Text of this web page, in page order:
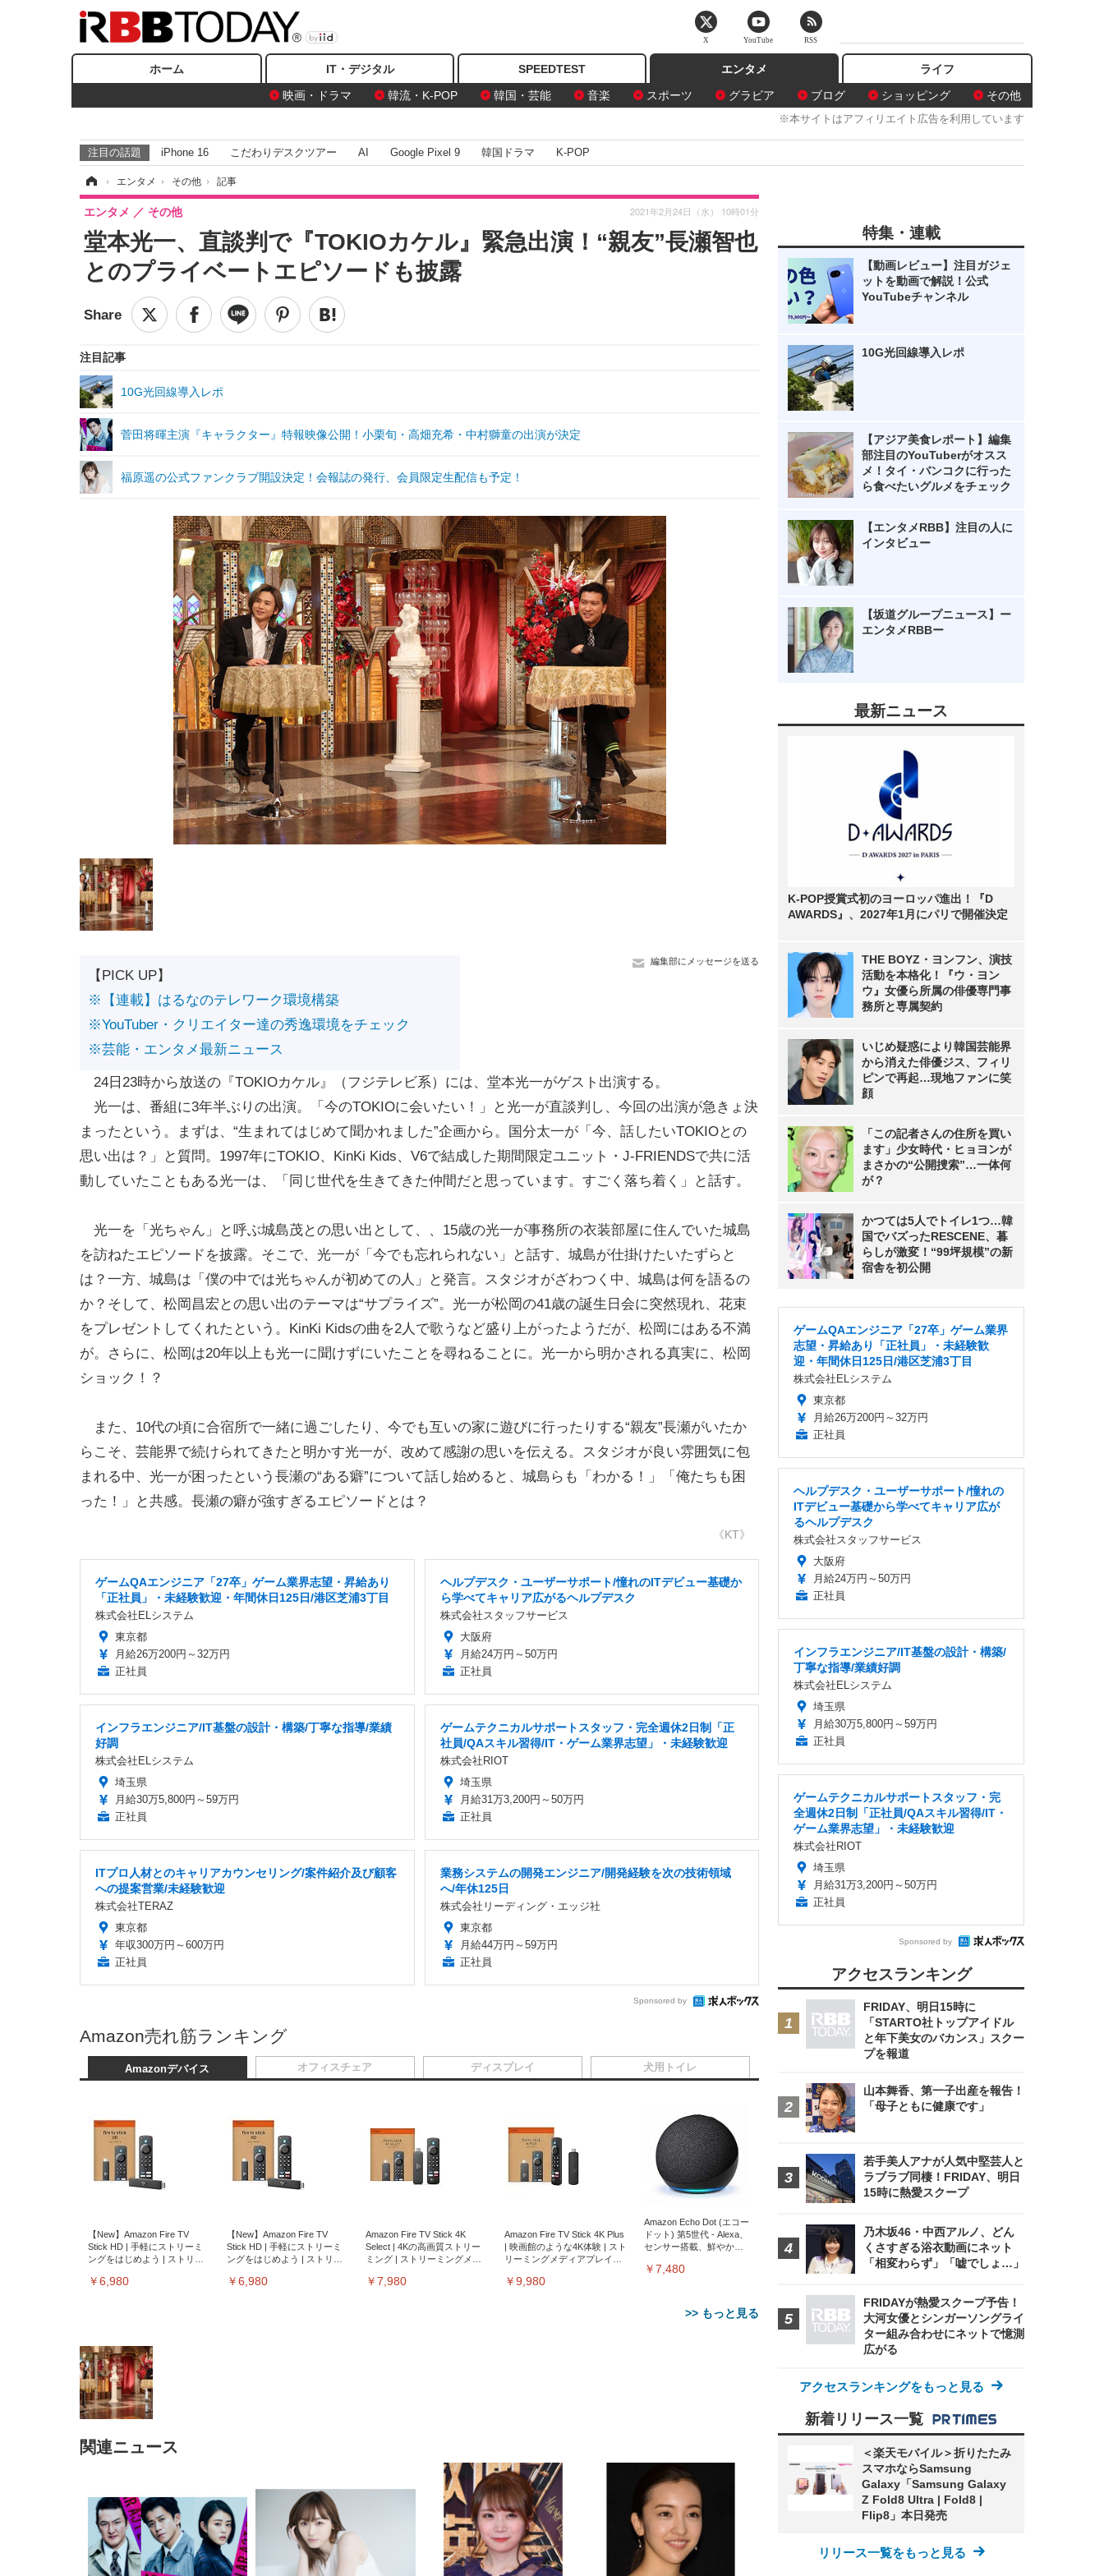
ホーム IT・デジタル SPEEDTEST
エンタメ
映画・ドラマ
韓流・K-POP 韓国・芸能 音楽 スポーツ グラビア ブログ ショッピング その他
ライフ
※本サイトはアフィリエイト広告を利用しています
注目の話題 iPhone 16 こだわりデスクツアー AI Google Pixel 9 韓国ドラマ K-POP
› エンタメ › その他 › 記事
堂本光一、直談判で『TOKIOカケル』緊急出演！“親友”長瀬智也
とのプライベートエピソードも披露
エンタメ その他 2021年2月24日（水） 10時01分
注目記事
10G光回線導入レポ
菅田将暉主演『キャラクター』特報映像公開！小栗旬・高畑充希・中村獅童の出演が決定
福原遥の公式ファンクラブ開設決定！会報誌の発行、会員限定生配信も予定！
編集部にメッセージを送る
【PICK UP】
※【連載】はるなのテレワーク環境構築
※YouTuber・クリエイター達の秀逸環境をチェック
※芸能・エンタメ最新ニュース
24日23時から放送の『TOKIOカケル』（フジテレビ系）には、堂本光一がゲスト出演する。
光一は、番組に3年半ぶりの出演。「今のTOKIOに会いたい！」と光一が直談判し、今回の出演が急きょ決
まったという。まずは、“生まれてはじめて聞かれました”企画から。国分太一が「今、話したいTOKIOとの
思い出は？」と質問。1997年にTOKIO、KinKi Kids、V6で結成した期間限定ユニット・J-FRIENDSで共に活
動していたこともある光一は、「同じ世代を生きてきた仲間だと思っています。すごく落ち着く」と話す。
光一を「光ちゃん」と呼ぶ城島茂との思い出として、、15歳の光一が事務所の衣装部屋に住んでいた城島
を訪ねたエピソードを披露。そこで、光一が「今でも忘れられない」と話す、城島が仕掛けたいたずらと
は？一方、城島は「僕の中では光ちゃんが初めての人」と発言。スタジオがざわつく中、城島は何を語るの
か？そして、松岡昌宏との思い出のテーマは“サプライズ”。光一が松岡の41歳の誕生日会に突然現れ、花束
をプレゼントしてくれたという。KinKi Kidsの曲を2人で歌うなど盛り上がったようだが、松岡にはある不満
が。さらに、松岡は20年以上も光一に聞けずにいたことを尋ねることに。光一から明かされる真実に、松岡
ショック！？
また、10代の頃に合宿所で一緒に過ごしたり、今でも互いの家に遊びに行ったりする“親友”長瀬がいたか
らこそ、芸能界で続けられてきたと明かす光一が、改めて感謝の思いを伝える。スタジオが良い雰囲気に包
まれる中、光一が困ったという長瀬の“ある癖”について話し始めると、城島らも「わかる！」「俺たちも困
った！」と共感。長瀬の癖が強すぎるエピソードとは？
《KT》
ゲームQAエンジニア「27卒」ゲーム業界志望・昇給あり
「正社員」・未経験歓迎・年間休日125日/港区芝浦3丁目
株式会社ELシステム
東京都
月給26万200円～32万円
正社員
ヘルプデスク・ユーザーサポート/憧れのITデビュー基礎か
ら学べてキャリア広がるヘルプデスク
株式会社スタッフサービス
大阪府
月給24万円～50万円
正社員
インフラエンジニア/IT基盤の設計・構築/丁寧な指導/業績
好調
株式会社ELシステム
埼玉県
月給30万5,800円～59万円
正社員
ゲームテクニカルサポートスタッフ・完全週休2日制「正
社員/QAスキル習得/IT・ゲーム業界志望」・未経験歓迎
株式会社RIOT
埼玉県
月給31万3,200円～50万円
正社員
ITプロ人材とのキャリアカウンセリング/案件紹介及び顧客
への提案営業/未経験歓迎
株式会社TERAZ
東京都
年収300万円～600万円
正社員
業務システムの開発エンジニア/開発経験を次の技術領域
へ/年休125日
株式会社リーディング・エッジ社
東京都
月給44万円～59万円
正社員
Sponsored by
Amazon売れ筋ランキング
Amazonデバイス
【New】Amazon Fire TV
Stick HD | 手軽にストリーミ
ングをはじめよう | ストリー
￥6,980
【New】Amazon Fire TV
Stick HD | 手軽にストリーミ
ングをはじめよう | ストリー
￥6,980
Amazon Fire TV Stick 4K
Select | 4Kの高画質ストリー
ミング | ストリーミングメデ
￥7,980
Amazon Fire TV Stick 4K Plus
| 映画館のような4K体験 | スト
リーミングメディアプレイヤ
￥9,980
Amazon Echo Dot (エコー
ドット) 第5世代 - Alexa、
センサー搭載、鮮やかな
￥7,480
>> もっと見る
オフィスチェア
上げ式アームレスト コンパク
ト 約105度ロッキング pc 事務
椅子 360度回転 座面昇降 強化
ナイロン樹脂ベース 通気性メ
ッシュ 在宅ワーク H-
WY01(黒網+黒枠+黒足)
￥5,699
／デスクチェア メッシュチェ
ア 人間工学 疲れない ブラッ
ク
￥27,999
Sezlife オフィスチェア デスク
チェア 疲れない テレワーク
チェア 強化バックレスト 30
度ロッキング機能 人間工学 椅
子 腰サポート 90度跳ね上げ
式アームレスト 3Dヘッドレス
ト ハンガー付き 高反発クッシ
ョン PCチェア 通気性メッシ
ュ ゲーミング/勉強/事務用 お
Sezlife オフィスチェア デスク
チェア 疲れない テレワーク
チェア 強化バックレスト 30度
ロッキング機能 人間工学 椅子
腰サポート 90度跳ね上げ式ア
ームレスト 3Dヘッドレスト
ハンガー付き 高反発クッショ
ン PCチェア 通気性メッシュ
ゲーミング/勉強/事務用 おし
￥7,680
ANDWINT オフィスチェ
ア デスクチェア 肘なし メ
ッシュ 通気性 ランバーサ
ポート付き 腰サポート ガ
ス圧無段階昇降 360度回
転 キャスター付き コンパ
クト 幅52×奥行58.5×高さ
84～96cm テレワーク 在
宅勤務 ブラック
￥4,139
ディスプレイ
UHD・USB Type-C・ホワイ
ト￥105,595
EV2740X-WT | 27.0型4K
UHD・USB Type-C・ホワイ
ト
￥109,572
【純正品】27"ゲーミングモ
ニター DualSense 充電フッ
ク付き（CFI-ZDM1J）
【整備済み品】Dell
E2724HS 27インチ 液晶モ
ニター フル
HD（1920×1080）VA 非光
沢 HDMI/DisplayPort/VGA
スピーカー内蔵 高さ調整 ス
イベル VESA対応
ComfortView ビジネス向け
￥15,800
【MiniLED/24.5inch/280Hz/FHD】
GRAPHT THE SHOOTER
Gaming Monitor 24” Essential ゲ
ーミングモニター QD 24.5インチ
1ms FHD 量子ドット 残像低減 (3
年保証 | 輝点保証 | 日本メーカー)
￥34,980
犬用トイレ
捨て 無香料 ホワイト 300枚
￥3,373
ーツ 厚型 ワイド 42枚x2袋(84
枚) ホワイト(吸収面:ライトブ
ルー)
￥3,234
ネオ・ルーライフ ネオ・オム
ツ L 中型犬用 26枚入り 単品
Smart Basic(スマートベーシ
ック) 【Amazon.co.jp限定】
Smart Basic アイリスオーヤマ
ペットシーツ 超厚型 お徳用
ワイド 100枚入 (x 1) (ケース
販売)
￥3,670
アイリスオーヤマ ペット
シーツ 超厚型 お徳用 レギ
ュラー 200枚入
【Amazon.co.jp限定】
￥3,731
関連ニュース
特集・連載
【動画レビュー】注目ガジェ
ットを動画で解説！公式
YouTubeチャンネル
10G光回線導入レポ
【アジア美食レポート】編集
部注目のYouTuberがオスス
メ！タイ・バンコクに行った
ら食べたいグルメをチェック
【エンタメRBB】注目の人に
インタビュー
【坂道グループニュース】ー
エンタメRBBー
最新ニュース
K-POP授賞式初のヨーロッパ進出！『D
AWARDS』、2027年1月にパリで開催決定
THE BOYZ・ヨンフン、演技
活動を本格化！『ウ・ヨン
ウ』女優ら所属の俳優専門事
務所と専属契約
いじめ疑惑により韓国芸能界
から消えた俳優ジス、フィリ
ピンで再起…現地ファンに笑
顔
「この記者さんの住所を買い
ます」少女時代・ヒョヨンが
まさかの“公開捜索”…一体何
が？
かつては5人でトイレ1つ…韓
国でバズったRESCENE、暮
らしが激変！“99坪規模”の新
宿舎を初公開
ゲームQAエンジニア「27卒」ゲーム業界
志望・昇給あり「正社員」・未経験歓
迎・年間休日125日/港区芝浦3丁目
株式会社ELシステム
東京都
月給26万200円～32万円
正社員
ヘルプデスク・ユーザーサポート/憧れの
ITデビュー基礎から学べてキャリア広が
るヘルプデスク
株式会社スタッフサービス
大阪府
月給24万円～50万円
正社員
インフラエンジニア/IT基盤の設計・構築/
丁寧な指導/業績好調
株式会社ELシステム
埼玉県
月給30万5,800円～59万円
正社員
ゲームテクニカルサポートスタッフ・完
全週休2日制「正社員/QAスキル習得/IT・
ゲーム業界志望」・未経験歓迎
株式会社RIOT
埼玉県
月給31万3,200円～50万円
正社員
Sponsored by
アクセスランキング
FRIDAY、明日15時に
「STARTO社トップアイドル
と年下美女のバカンス」スクー
プを報道
山本舞香、第一子出産を報告！
「母子ともに健康です」
若手美人アナが人気中堅芸人と
ラブラブ同棲！FRIDAY、明日
15時に熱愛スクープ
乃木坂46・中西アルノ、どん
くさすぎる浴衣動画にネット
「相変わらず」「嘘でしょ…」
FRIDAYが熱愛スクープ予告！
大河女優とシンガーソングライ
ター組み合わせにネットで憶測
広がる
アクセスランキングをもっと見る
新着リリース一覧
＜楽天モバイル＞折りたたみ
スマホならSamsung
Galaxy「Samsung Galaxy
Z Fold8 Ultra | Fold8 |
Flip8」本日発売
リリース一覧をもっと見る
X YouTube RSS